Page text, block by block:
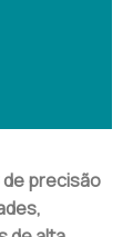
precisão
de alta